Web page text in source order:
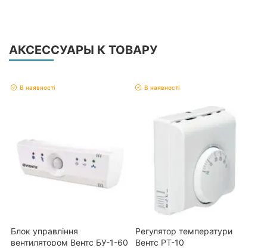
АКСЕССУАРЫ К ТОВАРУ
В наявності
Блок управління
вентилятором Вентс БУ-1-60
В наявності
Регулятор температури
Вентс РТ-10